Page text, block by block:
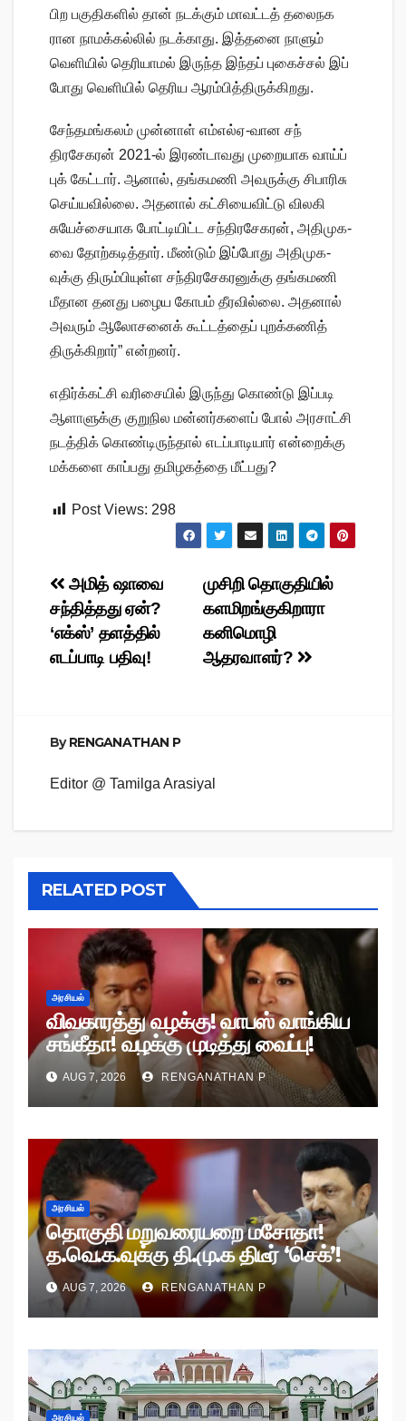
பிற பகு​தி​களில் தான் நடக்​கும் மாவட்​டத் தலைநக​
ரான நாமக்​கல்​லில் நடக்​காது. இத்​தனை நாளும்
வெளி​யில் தெரி​யாமல் இருந்த இந்​தப் புகைச்​சல் இப்​
போது வெளி​யில் தெரிய ஆரம்​பித்​திருக்​கிறது.
சேந்​தமங்​கலம் முன்​னாள் எம்​எல்​ஏ-​வான சந்​
திரசேகரன் 2021-ல் இரண்​டாவது முறை​யாக வாய்ப்​
புக் கேட்​டார். ஆனால், தங்​கமணி அவருக்கு சிபாரிசு
செய்​ய​வில்​லை. அதனால் கட்​சி​யை​விட்டு விலகி
சுயேச்​சை​யாக போட்​டி​யிட்ட சந்​திரசேகரன், அதி​முக-
வை தோற்​கடித்​தார். மீண்​டும் இப்​போது அதி​முக-
வுக்கு திரும்​பி​யுள்ள சந்​திரசேகரனுக்கு தங்​கமணி
மீதான தனது பழைய கோபம் தீர​வில்​லை. அதனால்
அவரும் ஆலோ​சனைக் கூட்​டத்​தைப் புறக்​கணித்​
திருக்​கி​றார்” என்​ற​னர்.
எதிர்க்​கட்சி வரிசை​யில் இருந்து கொண்டு இப்​படி
ஆளாளுக்கு குறுநில மன்​னர்​களைப் போல் அரசாட்சி
நடத்​திக் கொண்​டிருந்​தால் எடப்​பாடி​யார் என்​றைக்கு
மக்​களை காப்​பது தமிழகத்தை மீட்​பது?
Post Views: 298
Post
navigation
முசிறி தொகுதியில்
களமிறங்குகிறாரா
கனிமொழி
ஆதரவாளர்?
அமித் ஷாவை
சந்தித்தது ஏன்?
‘எக்ஸ்’ தளத்தில்
எடப்பாடி பதிவு!
ByRENGANATHAN P
Editor @ Tamilga Arasiyal
RELATED POST
அரசியல்
விவகாரத்து வழக்கு! வாபஸ் வாங்கிய
சங்கீதா! வழக்கு முடித்து வைப்பு!
AUG 7, 2026 RENGANATHAN P
அரசியல்
தொகுதி மறுவரையறை மசோதா!
த.வெ.க.வுக்கு தி.மு.க திடீர் ‘செக்’!
AUG 7, 2026 RENGANATHAN P
அரசியல்